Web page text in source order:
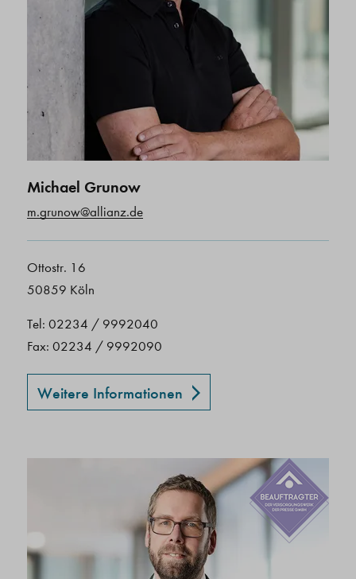
Michael Grunow
m.grunow@allianz.de
Ottostr. 16
50859 Köln
Tel: 02234 / 9992040
Fax: 02234 / 9992090
Weitere Informationen